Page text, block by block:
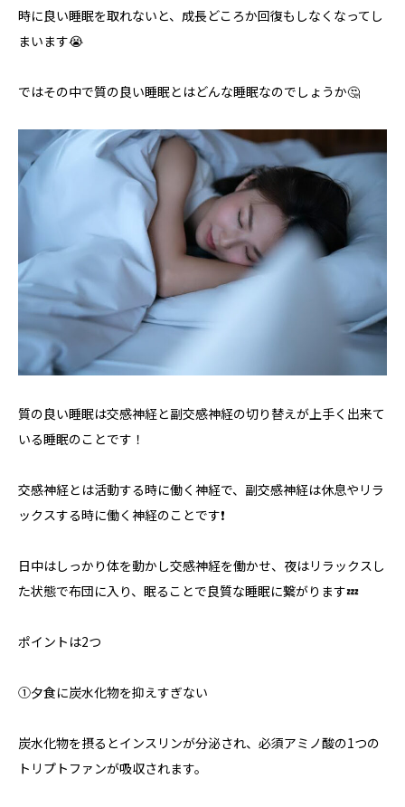
時に良い睡眠を取れないと、成長どころか回復もしなくなってし
まいます😭
ではその中で質の良い睡眠とはどんな睡眠なのでしょうか🤔
質の良い睡眠は交感神経と副交感神経の切り替えが上手く出来て
いる睡眠のことです！
交感神経とは活動する時に働く神経で、副交感神経は休息やリラ
ックスする時に働く神経のことです❗️
日中はしっかり体を動かし交感神経を働かせ、夜はリラックスし
た状態で布団に入り、眠ることで良質な睡眠に繋がります💤
ポイントは2つ
①夕食に炭水化物を抑えすぎない
炭水化物を摂るとインスリンが分泌され、必須アミノ酸の1つの
トリプトファンが吸収されます。